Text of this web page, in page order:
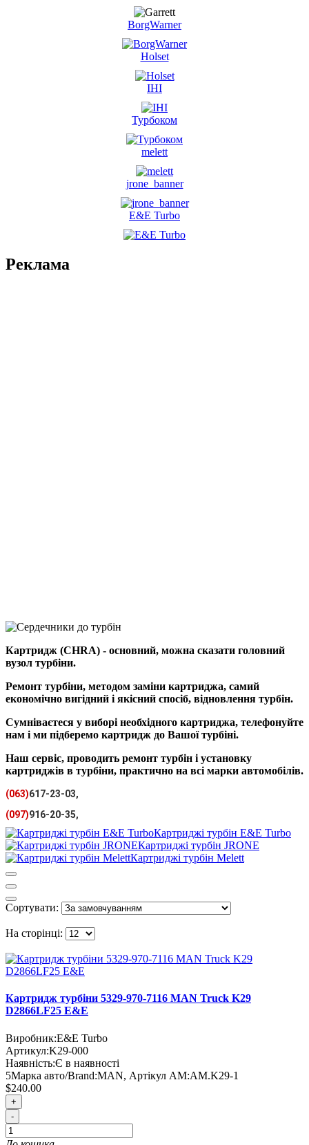
BorgWarner
Holset
IHI
Турбоком
melett
jrone_banner
E&E Turbo
Реклама
Картридж (CHRA) - основний, можна сказати головний
вузол турбіни.
Ремонт турбіни, методом заміни картриджа, самий
економічно вигідний і якісний спосіб, відновлення турбін.
Сумніваєтеся у виборі необхідного картриджа, телефонуйте
нам і ми підберемо картридж до Вашої турбіні.
Наш сервіс, проводить ремонт турбін і установку
картриджів в турбіни, практично на всі марки автомобілів.
(063)617-23-03,
(097)916-20-35,
Картриджі турбін E&E Turbo
Картриджі турбін JRONE
Картриджі турбін Melett
Сортувати:
На сторінці:
Картридж турбіни 5329-970-7116 MAN Truck K29
D2866LF25 E&E
Виробник:E&E Turbo
Артикул:K29-000
Наявність:Є в наявності
5Марка авто/Brand:MAN, Артікул AM:AM.K29-1
$240.00
+
-